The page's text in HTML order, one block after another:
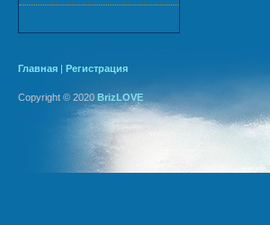
Главная | Регистрация
Copyright © 2020 BrizLOVE